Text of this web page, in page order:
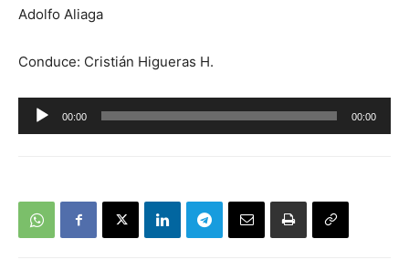
Adolfo Aliaga
Conduce: Cristián Higueras H.
Reproductor
de
00:00 00:00